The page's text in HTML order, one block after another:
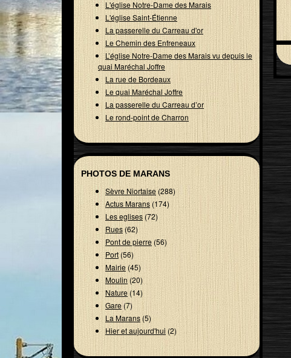
L'église Notre-Dame des Marais
L'église Saint-Étienne
La passerelle du Carreau d'or
Le Chemin des Enfreneaux
L’église Notre-Dame des Marais vu depuis le
quai Maréchal Joffre
La rue de Bordeaux
Le quai Maréchal Joffre
La passerelle du Carreau d’or
Le rond-point de Charron
PHOTOS DE MARANS
Sèvre Niortaise(288)
Actus Marans (174)
Les eglises(72)
Rues(62)
Pont de pierre(56)
Port(56)
Mairie(45)
Moulin(20)
Nature(14)
Gare (7)
La Marans(5)
Hier et aujourd'hui (2)